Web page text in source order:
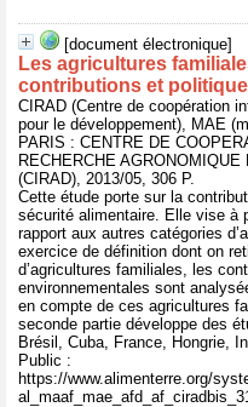
[document électronique]
Les agricultures
contributions et
CIRAD (Centre de coopération
pour le développement), MAE
PARIS : CENTRE DE
RECHERCHE
(CIRAD), 2013/05, 306 P.
Cette étude porte sur la
sécurité alimentaire. Elle vise à
rapport aux autres catégories
exercice de définition dont on
d’agricultures familiales, les
environnementales sont
en compte de ces agricultures
seconde partie développe des
Brésil, Cuba, France, Hongrie,
Public :
https://www.alimenterre.org/